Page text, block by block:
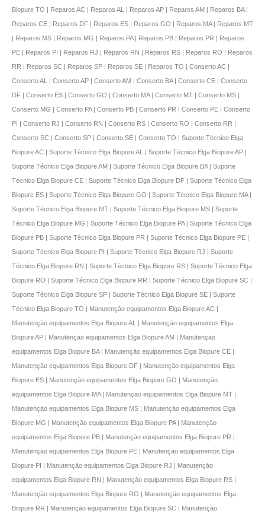
Biopure TO | Reparos AC | Reparos AL | Reparos AP | Reparos AM | Reparos BA |
Reparos CE | Reparos DF | Reparos ES | Reparos GO | Reparos MA | Reparos MT
| Reparos MS | Reparos MG | Reparos PA | Reparos PB | Reparos PR | Reparos
PE | Reparos PI | Reparos RJ | Reparos RN | Reparos RS | Reparos RO | Reparos
RR | Reparos SC | Reparos SP | Reparos SE | Reparos TO | Conserto AC |
Conserto AL | Conserto AP | Conserto AM | Conserto BA | Conserto CE | Conserto
DF | Conserto ES | Conserto GO | Conserto MA | Conserto MT | Conserto MS |
Conserto MG | Conserto PA | Conserto PB | Conserto PR | Conserto PE | Conserto
PI | Conserto RJ | Conserto RN | Conserto RS | Conserto RO | Conserto RR |
Conserto SC | Conserto SP | Conserto SE | Conserto TO | Suporte Técnico Elga
Biopure AC | Suporte Técnico Elga Biopure AL | Suporte Técnico Elga Biopure AP |
Suporte Técnico Elga Biopure AM | Suporte Técnico Elga Biopure BA | Suporte
Técnico Elga Biopure CE | Suporte Técnico Elga Biopure DF | Suporte Técnico Elga
Biopure ES | Suporte Técnico Elga Biopure GO | Suporte Técnico Elga Biopure MA |
Suporte Técnico Elga Biopure MT | Suporte Técnico Elga Biopure MS | Suporte
Técnico Elga Biopure MG | Suporte Técnico Elga Biopure PA | Suporte Técnico Elga
Biopure PB | Suporte Técnico Elga Biopure PR | Suporte Técnico Elga Biopure PE |
Suporte Técnico Elga Biopure PI | Suporte Técnico Elga Biopure RJ | Suporte
Técnico Elga Biopure RN | Suporte Técnico Elga Biopure RS | Suporte Técnico Elga
Biopure RO | Suporte Técnico Elga Biopure RR | Suporte Técnico Elga Biopure SC |
Suporte Técnico Elga Biopure SP | Suporte Técnico Elga Biopure SE | Suporte
Técnico Elga Biopure TO | Manutençāo equipamentos Elga Biopure AC |
Manutençāo equipamentos Elga Biopure AL | Manutençāo equipamentos Elga
Biopure AP | Manutençāo equipamentos Elga Biopure AM | Manutençāo
equipamentos Elga Biopure BA | Manutençāo equipamentos Elga Biopure CE |
Manutençāo equipamentos Elga Biopure DF | Manutençāo equipamentos Elga
Biopure ES | Manutençāo equipamentos Elga Biopure GO | Manutençāo
equipamentos Elga Biopure MA | Manutençāo equipamentos Elga Biopure MT |
Manutençāo equipamentos Elga Biopure MS | Manutençāo equipamentos Elga
Biopure MG | Manutençāo equipamentos Elga Biopure PA | Manutençāo
equipamentos Elga Biopure PB | Manutençāo equipamentos Elga Biopure PR |
Manutençāo equipamentos Elga Biopure PE | Manutençāo equipamentos Elga
Biopure PI | Manutençāo equipamentos Elga Biopure RJ | Manutençāo
equipamentos Elga Biopure RN | Manutençāo equipamentos Elga Biopure RS |
Manutençāo equipamentos Elga Biopure RO | Manutençāo equipamentos Elga
Biopure RR | Manutençāo equipamentos Elga Biopure SC | Manutençāo